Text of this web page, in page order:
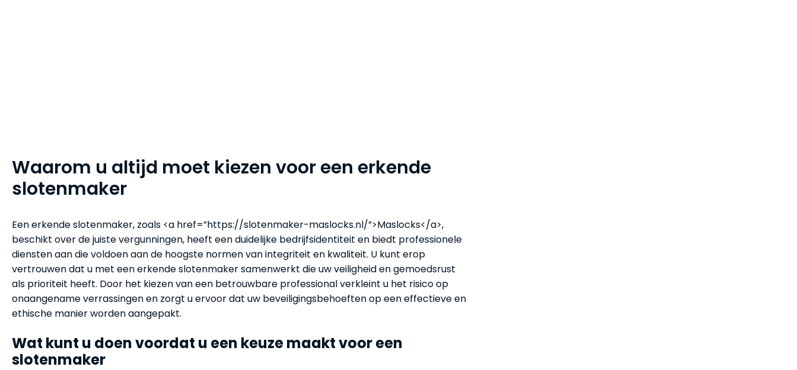
Waarom u altijd moet kiezen voor een erkende
slotenmaker
Een erkende slotenmaker, zoals <a href=”https://slotenmaker-maslocks.nl/”>Maslocks</a>,
beschikt over de juiste vergunningen, heeft een duidelijke bedrijfsidentiteit en biedt professionele
diensten aan die voldoen aan de hoogste normen van integriteit en kwaliteit. U kunt erop
vertrouwen dat u met een erkende slotenmaker samenwerkt die uw veiligheid en gemoedsrust
als prioriteit heeft. Door het kiezen van een betrouwbare professional verkleint u het risico op
onaangename verrassingen en zorgt u ervoor dat uw beveiligingsbehoeften op een effectieve en
ethische manier worden aangepakt.
Wat kunt u doen voordat u een keuze maakt voor een
slotenmaker